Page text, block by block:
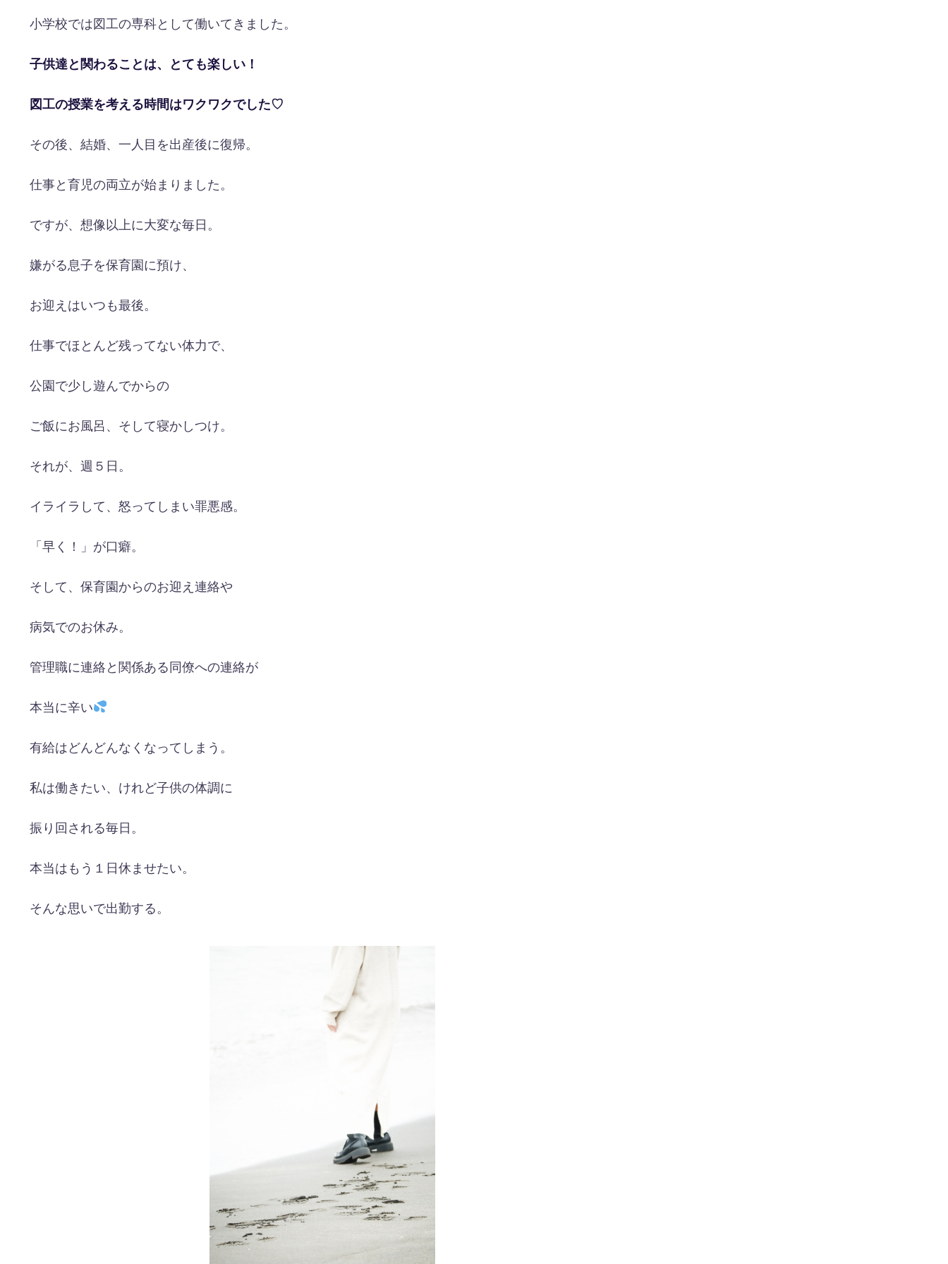
小学校では図工の専科として働いてきました。
子供達と関わることは、とても楽しい！
図工の授業を考える時間はワクワクでした♡
その後、結婚、一人目を出産後に復帰。
仕事と育児の両立が始まりました。
ですが、想像以上に大変な毎日。
嫌がる息子を保育園に預け、
お迎えはいつも最後。
仕事でほとんど残ってない体力で、
公園で少し遊んでからの
ご飯にお風呂、そして寝かしつけ。
それが、週５日。
イライラして、怒ってしまい罪悪感。
「早く！」が口癖。
そして、保育園からのお迎え連絡や
病気でのお休み。
管理職に連絡と関係ある同僚への連絡が
本当に辛い
有給はどんどんなくなってしまう。
私は働きたい、けれど子供の体調に
振り回される毎日。
本当はもう１日休ませたい。
そんな思いで出勤する。